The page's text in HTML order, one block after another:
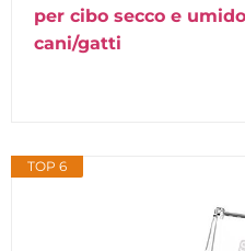
per cibo secco e
cani/gatti
TOP 6